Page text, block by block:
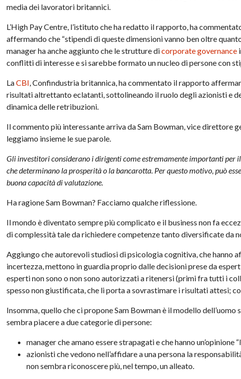
media dei lavoratori britannici.
L’High Pay Centre, l’istituto che ha redatto il rapporto, ha
affermando che “stipendi di queste dimensioni vanno ben oltre
manager ha anche aggiunto che le strutture dicorporate governance
conflitti di interesse e si sarebbe formato un nucleo di persone con
LaCBI, Confindustria britannica, ha commentato il rapporto
risultati altrettanto eclatanti, sottolineando il ruolo degli azionisti e
dinamica delle retribuzioni.
Il commento più interessante arriva da Sam Bowman, vice direttore
leggiamo insieme le sue parole.
Gli investitori considerano i dirigenti come estremamente importanti per
che determinano la prosperità o la bancarotta. Per questo motivo, può
buona capacità di valutazione.
Ha ragione Sam Bowman? Facciamo qualche riflessione.
Il mondo è diventato sempre più complicato e il business non fa
di complessità tale da richiedere competenze tanto diversificate da
Aggiungo che autorevoli studiosi di psicologia cognitiva, che hanno
incertezza, mettono in guardia proprio dalle decisioni prese da
esperti non sono o non sono autorizzati a ritenersi (primi fra tutti i
spesso non giustificata, che li porta a sovrastimare i risultati attesi;
Insomma, quello che ci propone Sam Bowman è il modello
sembra piacere a due categorie di persone:
manager che amano essere strapagati e che hanno
azionisti che vedono nell’affidare a una persona la
non sembra riconoscere più, nel tempo, un alleato.